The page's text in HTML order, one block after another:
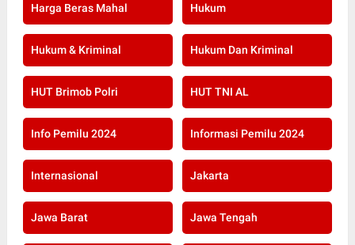
Harga Beras Mahal Hukum
Hukum & Kriminal Hukum Dan Kriminal
HUT Brimob Polri HUT TNI AL
Info Pemilu 2024 Informasi Pemilu 2024
Internasional Jakarta
Jawa Barat Jawa Tengah